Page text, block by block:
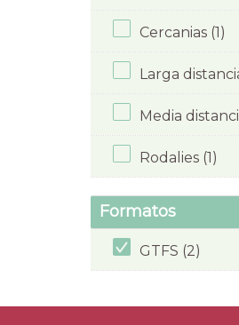
Cercanias (1)
Larga
Media
Rodalies (1)
Formatos
GTFS (2)